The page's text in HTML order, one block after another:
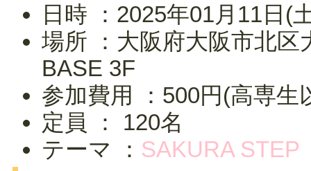
日時 ：2025年01月11日(
場所 ：大阪府大阪市北
BASE 3F
参加費用 ：500円(高専生
定員 ： 120名
テーマ ： SAKURA STEP